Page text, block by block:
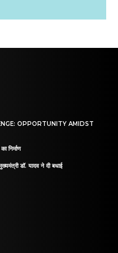
OPPORTUNITY AMIDST
निर्माण
डॉ. यादव ने दी बधाई